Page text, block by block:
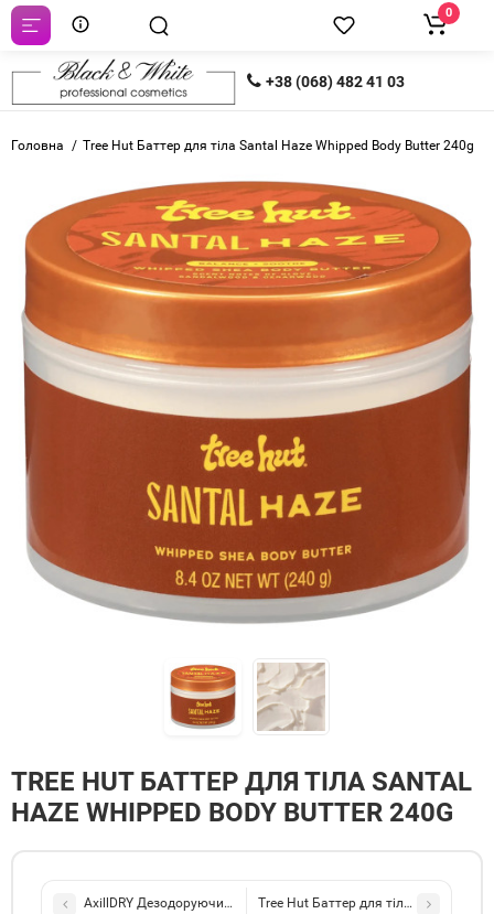
+38 (068) 482 41 03
0
Головна Tree Hut Баттер для тіла Santal Haze Whipped Body Butter 240g
TREE HUT БАТТЕР ДЛЯ ТІЛА SANTAL
HAZE WHIPPED BODY BUTTER 240G
AxillDRY Дезодоруючий гель для душу Original 200мл
Tree Hut Баттер для тіла Golden